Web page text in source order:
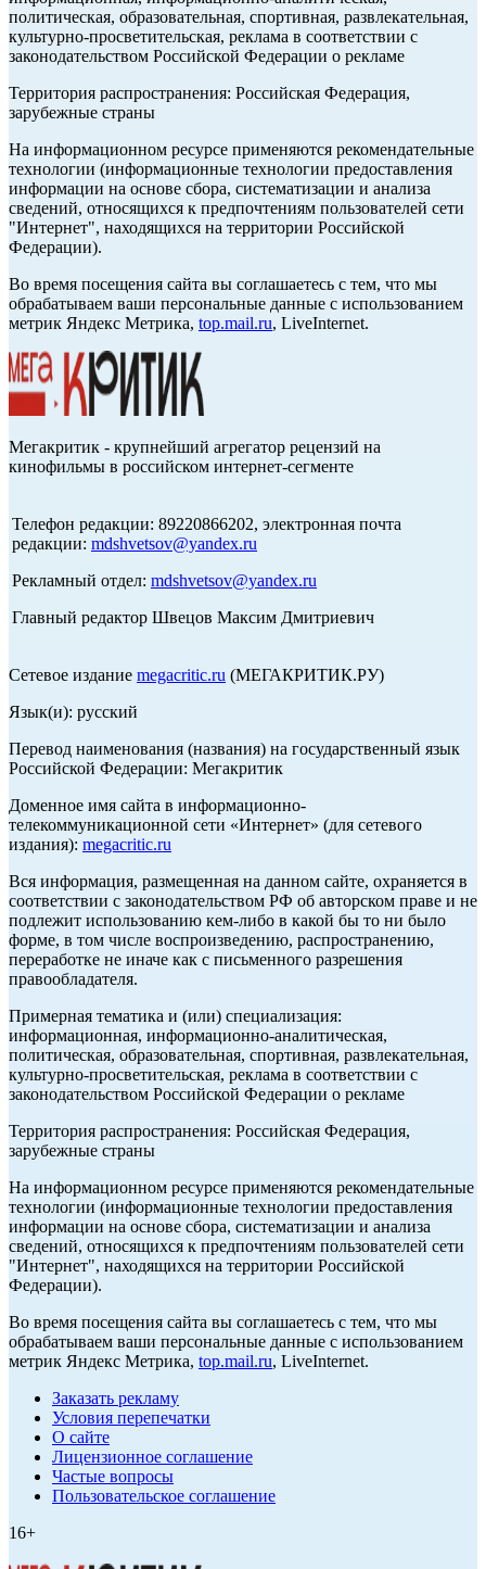
политическая, образовательная, спортивная, развлекательная,
культурно-просветительская, реклама в соответствии с
законодательством Российской Федерации о рекламе
Территория распространения: Российская Федерация,
зарубежные страны
На информационном ресурсе применяются рекомендательные
технологии (информационные технологии предоставления
информации на основе сбора, систематизации и анализа
сведений, относящихся к предпочтениям пользователей сети
"Интернет", находящихся на территории Российской
Федерации).
Во время посещения сайта вы соглашаетесь с тем, что мы
обрабатываем ваши персональные данные с использованием
метрик Яндекс Метрика, top.mail.ru, LiveInternet.
Мегакритик - крупнейший агрегатор рецензий на
кинофильмы в российском интернет-сегменте
Телефон редакции: 89220866202, электронная почта
редакции: mdshvetsov@yandex.ru
Рекламный отдел: mdshvetsov@yandex.ru
Главный редактор Швецов Максим Дмитриевич
Сетевое издание megacritic.ru (МЕГАКРИТИК.РУ)
Язык(и): русский
Перевод наименования (названия) на государственный язык
Российской Федерации: Мегакритик
Доменное имя сайта в информационно-
телекоммуникационной сети «Интернет» (для сетевого
издания): megacritic.ru
Вся информация, размещенная на данном сайте, охраняется в
соответствии с законодательством РФ об авторском праве и не
подлежит использованию кем-либо в какой бы то ни было
форме, в том числе воспроизведению, распространению,
переработке не иначе как с письменного разрешения
правообладателя.
Примерная тематика и (или) специализация:
информационная, информационно-аналитическая,
политическая, образовательная, спортивная, развлекательная,
культурно-просветительская, реклама в соответствии с
законодательством Российской Федерации о рекламе
Территория распространения: Российская Федерация,
зарубежные страны
На информационном ресурсе применяются рекомендательные
технологии (информационные технологии предоставления
информации на основе сбора, систематизации и анализа
сведений, относящихся к предпочтениям пользователей сети
"Интернет", находящихся на территории Российской
Федерации).
Во время посещения сайта вы соглашаетесь с тем, что мы
обрабатываем ваши персональные данные с использованием
метрик Яндекс Метрика, top.mail.ru, LiveInternet.
Заказать рекламу
Условия перепечатки
О сайте
Лицензионное соглашение
Частые вопросы
Пользовательское соглашение
16+